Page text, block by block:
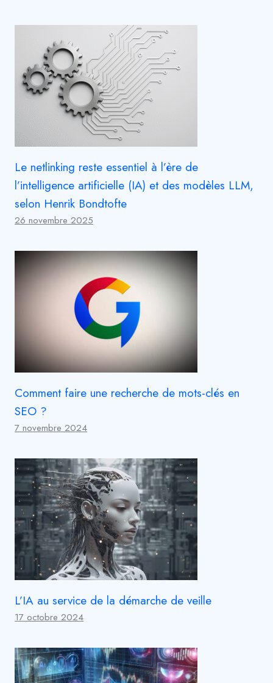
Le netlinking reste essentiel à l’ère de
l’intelligence artificielle (IA) et des modèles LLM,
selon Henrik Bondtofte
26 novembre 2025
Comment faire une recherche de mots-clés en
SEO ?
7 novembre 2024
L’IA au service de la démarche de veille
17 octobre 2024